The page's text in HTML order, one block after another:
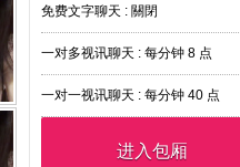
免费文字聊天 : 關閉
一对多视讯聊天 : 每分钟 8 点
一对一视讯聊天 : 每分钟 40 点
进入包厢